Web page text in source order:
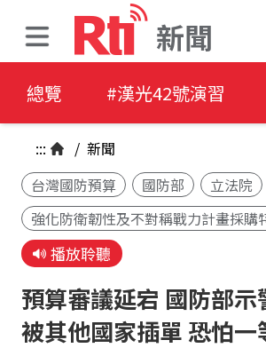
新聞
總覽 #漢光42號演習
::: / 新聞
台灣國防預算
國防部
立法院
強化防衛韌性及不對稱戰力計畫採購
播放聆聽
預算審議延宕 國防部示
被其他國家插單 恐怕一